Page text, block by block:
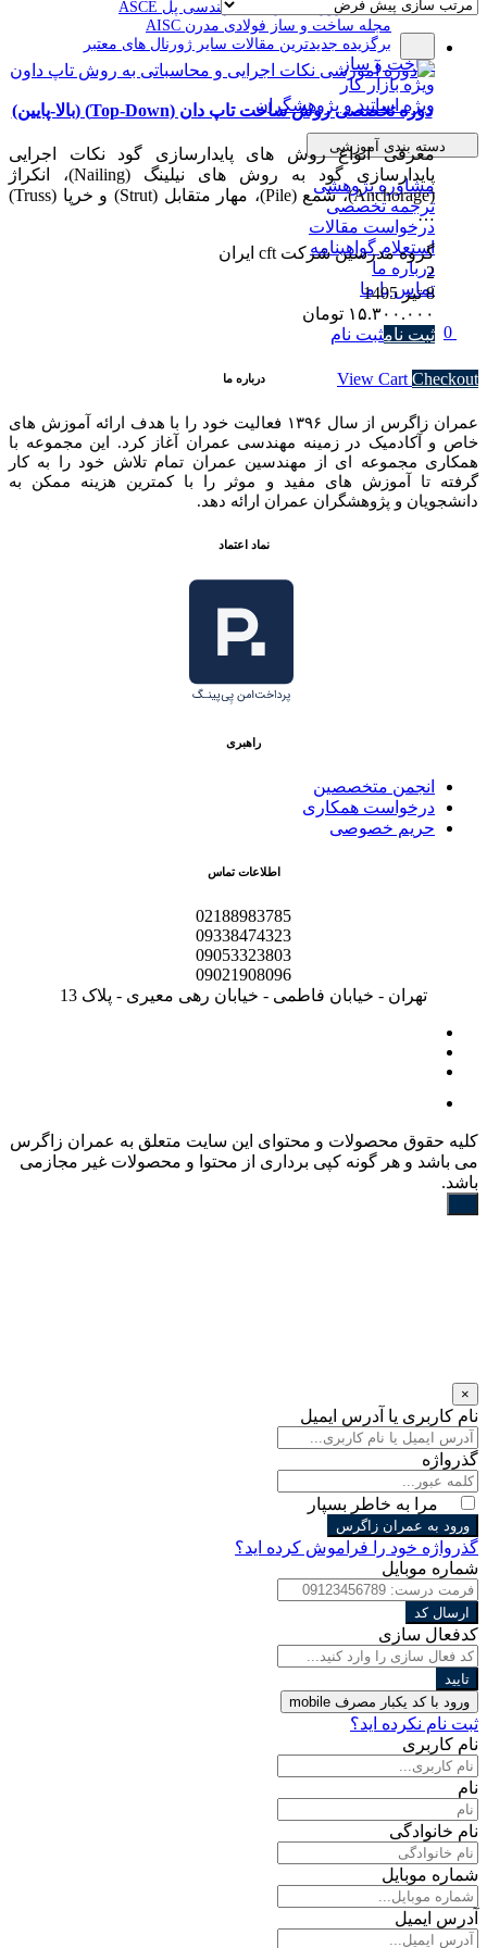
مقالات ژورنال آمریکایی مهندسی پل ASCE
مجله ساخت و ساز فولادی مدرن AISC
برگزیده جدیدترین مقالات سایر ژورنال های معتبر
ساخت و ساز
ویژه بازار کار
ویژه اساتید و پژوهشگران
مشاوره پژوهشی
ترجمه تخصصی
درخواست مقالات
استعلام گواهینامه
درباره ما
تماس با ما
0
View Cart Checkout
دوره تخصصی روش ساخت تاپ دان (Top-Down) (بالا-پایین)
معرفی انواع روش های پایدارسازی گود نکات اجرایی
پایدارسازی گود به روش های نیلینگ (Nailing)، انکراژ
(Anchorage)، شمع (Pile)، مهار متقابل (Strut) و خرپا (Truss)
…
گروه مدرسین شرکت cft ایران
2
8 تیر 1405
۱۵.۳۰۰.۰۰۰ تومان
ثبت نامثبت نام
درباره ما
عمران زاگرس از سال ۱۳۹۶ فعالیت خود را با هدف ارائه آموزش های
خاص و آکادمیک در زمینه مهندسی عمران آغاز کرد. این مجموعه با
همکاری مجموعه ای از مهندسین عمران تمام تلاش خود را به کار
گرفته تا آموزش های مفید و موثر را با کمترین هزینه ممکن به
دانشجویان و پژوهشگران عمران ارائه دهد.
نماد اعتماد
راهبری
انجمن متخصصین
درخواست همکاری
حریم خصوصی
اطلاعات تماس
02188983785
09338474323
09053323803
09021908096
تهران - خیابان فاطمی - خیابان رهی معیری - پلاک 13
کليه حقوق محصولات و محتوای اين سایت متعلق به عمران زاگرس
می باشد و هر گونه کپی برداری از محتوا و محصولات غیر مجازمی
باشد.
×
نام کاربری یا آدرس ایمیل
گذرواژه
مرا به خاطر بسپار
ورود به عمران زاگرس
گذرواژه خود را فراموش کرده اید؟
شماره موبایل
ارسال کد
کدفعال سازی
تایید
ورود با کد یکبار مصرف mobile
ثبت نام نکرده اید؟
نام کاربری
نام
نام خانوادگی
شماره موبایل
آدرس ایمیل